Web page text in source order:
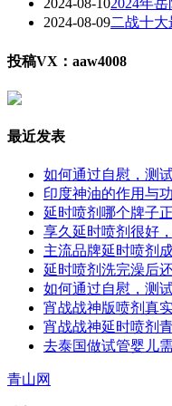
2024-08-102024年
2024-08-09二战十大
投稿VX：aaw4008
最近发表
如何通过自慰，测
印度神油的作用与
延时喷剂哪个牌子
享久延时喷剂很好
主流品牌延时喷剂
延时喷剂洗完澡后
如何通过自慰，测
宵战战神版喷剂真
宵战战神延时喷剂
去泰国做试管婴儿
青山网